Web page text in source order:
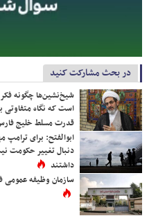
در بحث مشارکت کنید
شیخ‌نشین‌ها چگونه
است که نگاه متفاوتی
قدرت مسلط خلیج
ابوالفتح: برای ترامپ
دنبال تغییر حکومت
داشتند
سازمان وظیفه عمومی